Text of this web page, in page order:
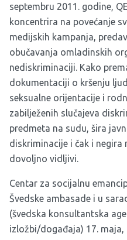
septembru 2011. godine,
koncentrira na povećanje
medijskih kampanja,
obučavanja omladinskih
nediskriminaciji. Kako
dokumentaciji o kršenju
seksualne orijentacije i
zabilježenih slučajeva
predmeta na sudu, šira
diskriminacije i čak i negira
dovoljno vidljivi.
Centar za socijalnu
Švedske ambasade i u
(švedska konsultantska
izložbi/događaja) 17.